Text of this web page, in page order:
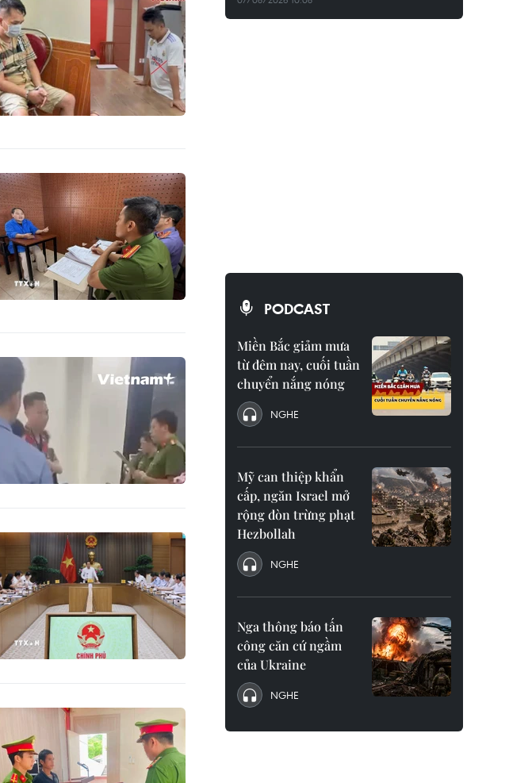
PODCAST
Miền Bắc giảm mưa
từ đêm nay, cuối tuần
chuyển nắng nóng
NGHE
Mỹ can thiệp khẩn
cấp, ngăn Israel mở
rộng đòn trừng phạt
Hezbollah
NGHE
Nga thông báo tấn
công căn cứ ngầm
của Ukraine
NGHE